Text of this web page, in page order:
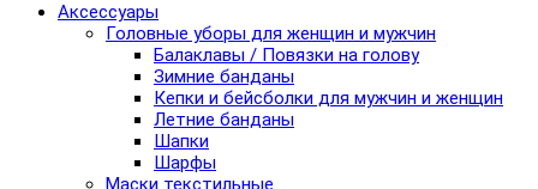
Аксессуары
Головные уборы для женщин и мужчин
Балаклавы / Повязки на голову
Зимние банданы
Кепки и бейсболки для мужчин и женщин
Летние банданы
Шапки
Шарфы
Маски текстильные